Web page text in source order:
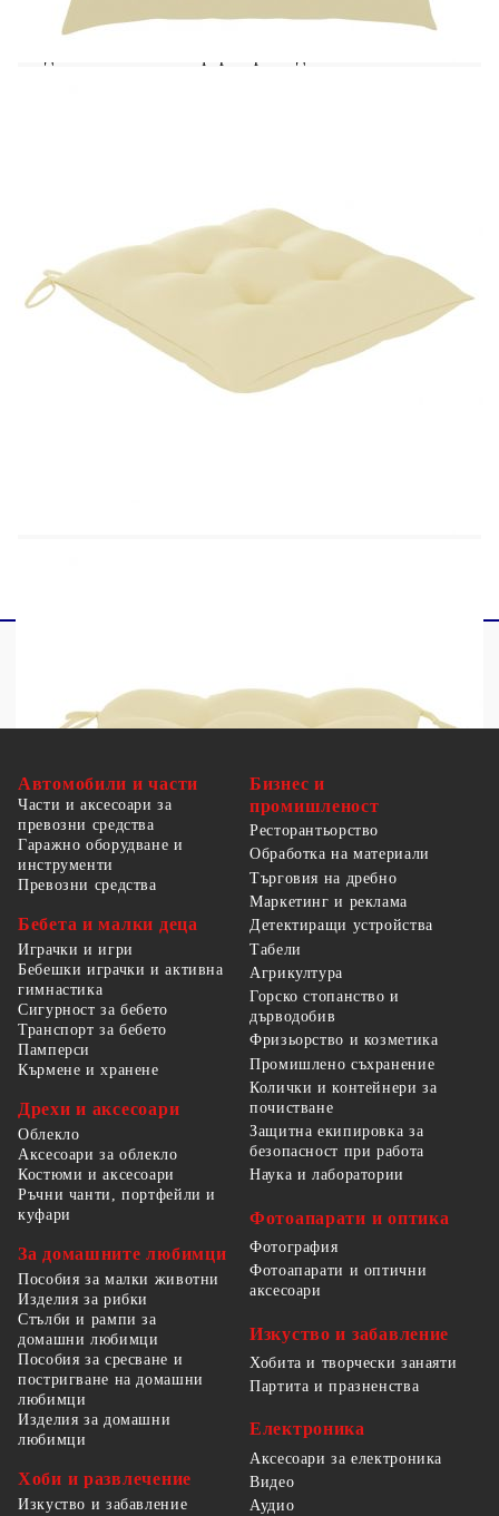
използват. Освен това плътно подплатените
възглавници за седалките осигуряват
Размери: 47 x 60 x 89 см (Ш x Д x В)
Дълбочина на седалката: 37 см
Височина на седалката от земята: 46 см
Размери на възглавницата: 40 x 40 x 7 см
Автомобили и части
Части и аксесоари за
превозни средства
Гаражно оборудване и
инструменти
Превозни средства
Бебета и малки деца
Играчки и игри
Бебешки играчки и активна
гимнастика
Сигурност за бебето
Транспорт за бебето
Памперси
Кърмене и хранене
Дрехи и аксесоари
Облекло
Аксесоари за облекло
Костюми и аксесоари
Ръчни чанти, портфейли и
куфари
За домашните любимци
Пособия за малки животни
Изделия за рибки
Стълби и рампи за
домашни любимци
Пособия за сресване и
постригване на домашни
любимци
Изделия за домашни
любимци
Хоби и развлечение
Изкуство и забавление
Бизнес и
промишленост
Ресторантьорство
Обработка на материали
Търговия на дребно
Маркетинг и реклама
Детектиращи устройства
Табели
Агрикултура
Горско стопанство и
дърводобив
Фризьорство и козметика
Промишлено съхранение
Колички и контейнери за
почистване
Защитна екипировка за
безопасност при работа
Наука и лаборатории
Фотоапарати и оптика
Фотография
Фотоапарати и оптични
аксесоари
Изкуство и забавление
Хобита и творчески занаяти
Партита и празненства
Електроника
Аксесоари за електроника
Видео
Аудио